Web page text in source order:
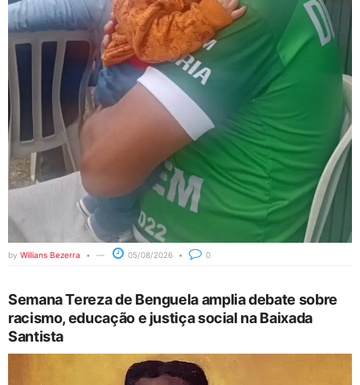
by Willians Bezerra 05/08/2026 0
Semana Tereza de Benguela amplia debate sobre
racismo, educação e justiça social na Baixada
Santista